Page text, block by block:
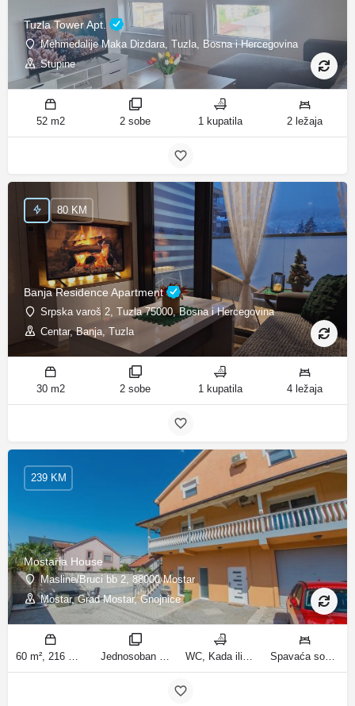
Tuzla Tower Apt.
Mehmedalije Maka Dizdara, Tuzla, Bosna i Hercegovina
Stupine
52 m2 2 sobe 1 kupatila 2 ležaja
Banja Residence Apartment
Srpska varoš 2, Tuzla 75000, Bosna i Hercegovina
Centar, Banja, Tuzla
80 KM
30 m2 2 sobe 1 kupatila 4 ležaja
Mostaria House
Masline/Bruci bb 2, 88000 Mostar
Mostar, Grad Mostar, Gnojnice
239 KM